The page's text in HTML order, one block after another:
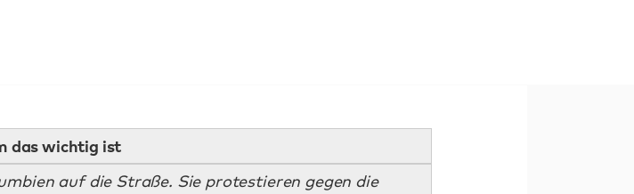
das wichtig ist
auf die Straße. Sie protestieren gegen die